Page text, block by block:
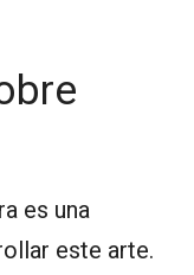
es una
este arte.